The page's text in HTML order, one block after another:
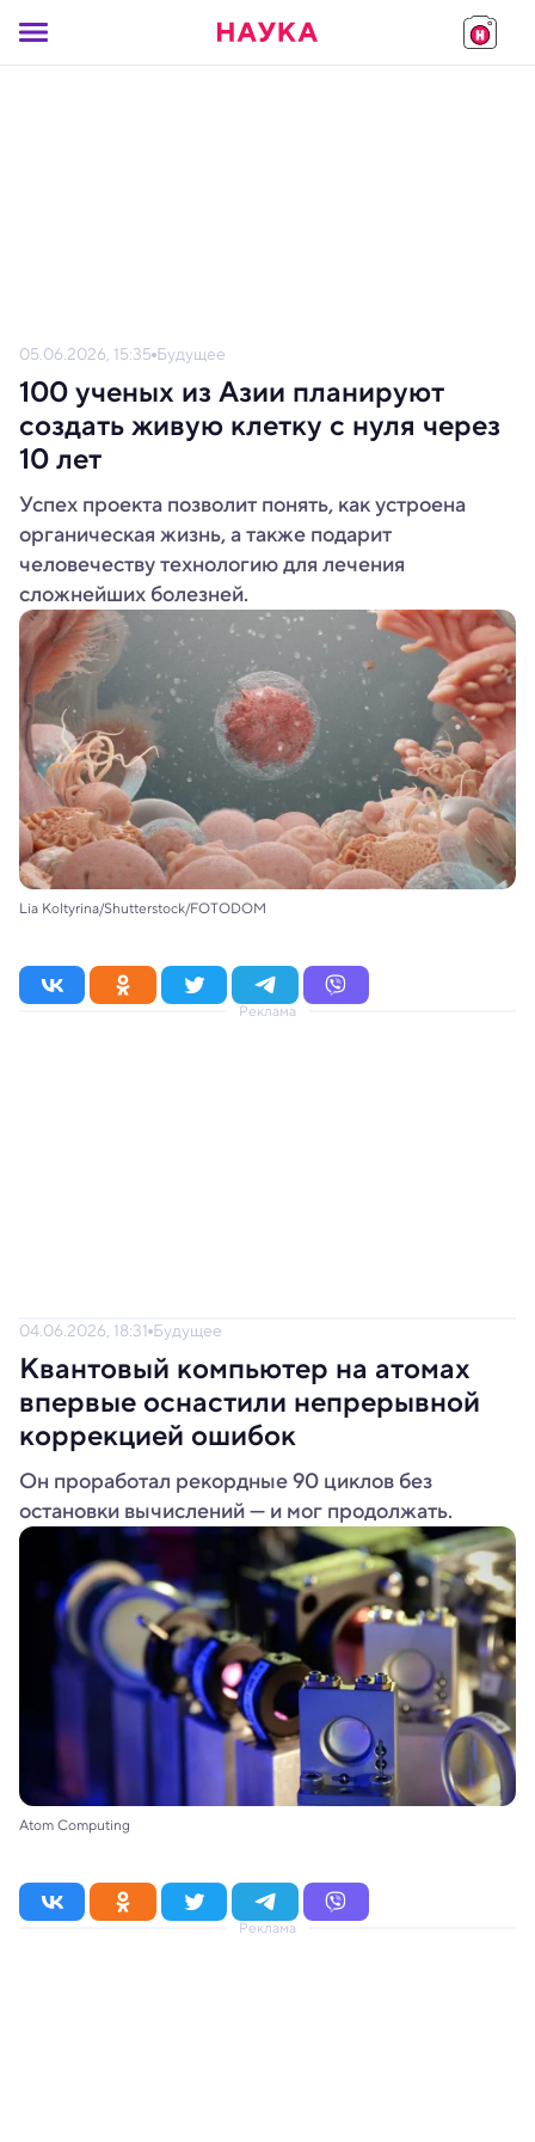
05.06.2026, 15:35 Будущее
100 ученых из Азии планируют
создать живую клетку с нуля через
10 лет
Успех проекта позволит понять, как устроена
органическая жизнь, а также подарит
человечеству технологию для лечения
сложнейших болезней.
Lia Koltyrina/Shutterstock/FOTODOM
Реклама
04.06.2026, 18:31 Будущее
Квантовый компьютер на атомах
впервые оснастили непрерывной
коррекцией ошибок
Он проработал рекордные 90 циклов без
остановки вычислений — и мог продолжать.
Atom Computing
Реклама